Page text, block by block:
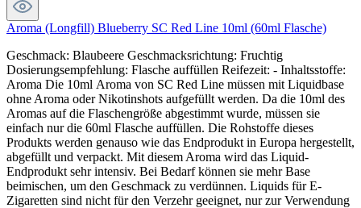
Aroma (Longfill) Blueberry SC Red Line 10ml (60ml Flasche)
Geschmack: Blaubeere Geschmacksrichtung: Fruchtig
Dosierungsempfehlung: Flasche auffüllen Reifezeit: - Inhaltsstoffe:
Aroma Die 10ml Aroma von SC Red Line müssen mit Liquidbase
ohne Aroma oder Nikotinshots aufgefüllt werden. Da die 10ml des
Aromas auf die Flaschengröße abgestimmt wurde, müssen sie
einfach nur die 60ml Flasche auffüllen. Die Rohstoffe dieses
Produkts werden genauso wie das Endprodukt in Europa hergestellt,
abgefüllt und verpackt. Mit diesem Aroma wird das Liquid-
Endprodukt sehr intensiv. Bei Bedarf können sie mehr Base
beimischen, um den Geschmack zu verdünnen. Liquids für E-
Zigaretten sind nicht für den Verzehr geeignet, nur zur Verwendung